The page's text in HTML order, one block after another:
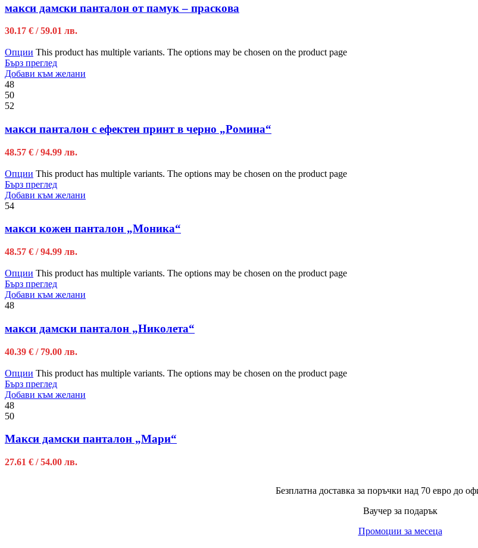
макси дамски панталон от памук – праскова
30.17 € / 59.01 лв.
Опции This product has multiple variants. The options may be chosen on the product page
Бърз преглед
Добави към желани
48
50
52
макси панталон с ефектен принт в черно „Ромина“
48.57 € / 94.99 лв.
Опции This product has multiple variants. The options may be chosen on the product page
Бърз преглед
Добави към желани
54
макси кожен панталон „Моника“
48.57 € / 94.99 лв.
Опции This product has multiple variants. The options may be chosen on the product page
Бърз преглед
Добави към желани
48
макси дамски панталон „Николета“
40.39 € / 79.00 лв.
Опции This product has multiple variants. The options may be chosen on the product page
Бърз преглед
Добави към желани
48
50
Макси дамски панталон „Мари“
27.61 € / 54.00 лв.
Безплатна доставка за поръчки над 70 евро до
Ваучер за подарък
Промоции за месеца